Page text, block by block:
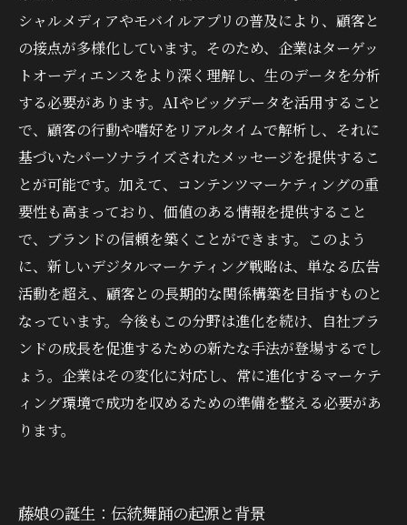
シャルメディアやモバイルアプリの普及により、顧客と
の接点が多様化しています。そのため、企業はターゲッ
トオーディエンスをより深く理解し、生のデータを分析
する必要があります。AIやビッグデータを活用すること
で、顧客の行動や嗜好をリアルタイムで解析し、それに
基づいたパーソナライズされたメッセージを提供するこ
とが可能です。加えて、コンテンツマーケティングの重
要性も高まっており、価値のある情報を提供すること
で、ブランドの信頼を築くことができます。このよう
に、新しいデジタルマーケティング戦略は、単なる広告
活動を超え、顧客との長期的な関係構築を目指すものと
なっています。今後もこの分野は進化を続け、自社ブラ
ンドの成長を促進するための新たな手法が登場するでし
ょう。企業はその変化に対応し、常に進化するマーケテ
ィング環境で成功を収めるための準備を整える必要があ
ります。
藤娘の誕生：伝統舞踊の起源と背景